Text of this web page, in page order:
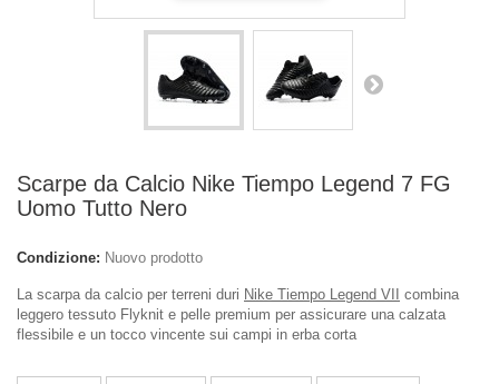
Scarpe da Calcio Nike Tiempo Legend 7 FG
Uomo Tutto Nero
Condizione: Nuovo prodotto
La scarpa da calcio per terreni duri Nike Tiempo Legend VII
combina
leggero tessuto Flyknit e pelle premium per assicurare una calzata
flessibile e un tocco vincente sui campi in erba corta